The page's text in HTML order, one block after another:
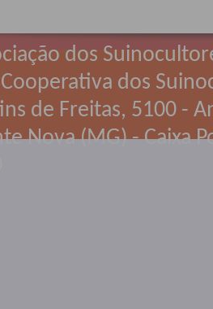
dos
dos
de Freitas, 5100 -
Nova (MG) - Caixa